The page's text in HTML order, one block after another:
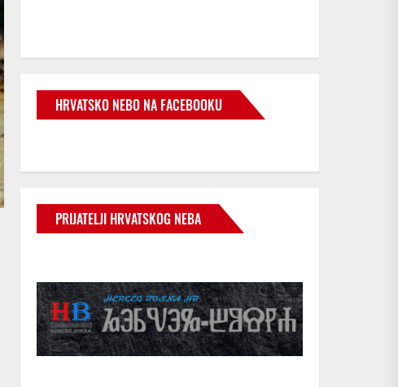
HRVATSKO NEBO NA FACEBOOKU
PRIJATELJI HRVATSKOG NEBA